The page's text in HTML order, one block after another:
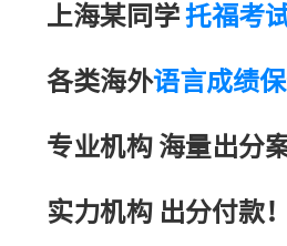
上海某同学 托福考
各类海外语言成绩
专业机构 海量出分案
实力机构 出分付款！